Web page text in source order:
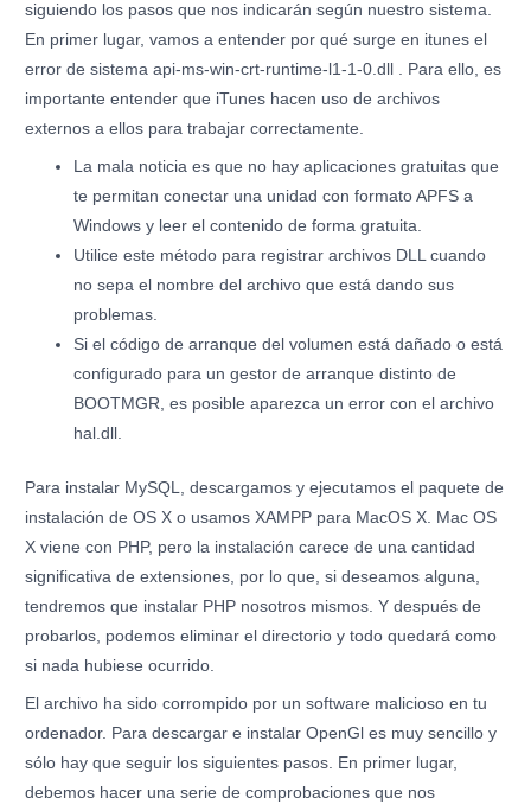
siguiendo los pasos que nos indicarán según nuestro sistema.
En primer lugar, vamos a entender por qué surge en itunes el
error de sistema api-ms-win-crt-runtime-l1-1-0.dll . Para ello, es
importante entender que iTunes hacen uso de archivos
externos a ellos para trabajar correctamente.
La mala noticia es que no hay aplicaciones gratuitas que
te permitan conectar una unidad con formato APFS a
Windows y leer el contenido de forma gratuita.
Utilice este método para registrar archivos DLL cuando
no sepa el nombre del archivo que está dando sus
problemas.
Si el código de arranque del volumen está dañado o está
configurado para un gestor de arranque distinto de
BOOTMGR, es posible aparezca un error con el archivo
hal.dll.
Para instalar MySQL, descargamos y ejecutamos el paquete de
instalación de OS X o usamos XAMPP para MacOS X. Mac OS
X viene con PHP, pero la instalación carece de una cantidad
significativa de extensiones, por lo que, si deseamos alguna,
tendremos que instalar PHP nosotros mismos. Y después de
probarlos, podemos eliminar el directorio y todo quedará como
si nada hubiese ocurrido.
El archivo ha sido corrompido por un software malicioso en tu
ordenador. Para descargar e instalar OpenGl es muy sencillo y
sólo hay que seguir los siguientes pasos. En primer lugar,
debemos hacer una serie de comprobaciones que nos